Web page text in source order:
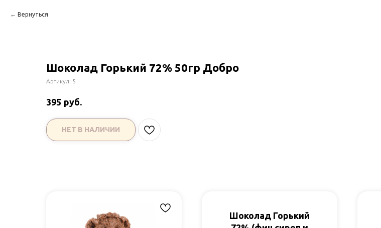
Вернуться
Шоколад Горький 72% 50гр Добро
Артикул: 5
395 руб.
НЕТ В НАЛИЧИИ
Шоколад Горький